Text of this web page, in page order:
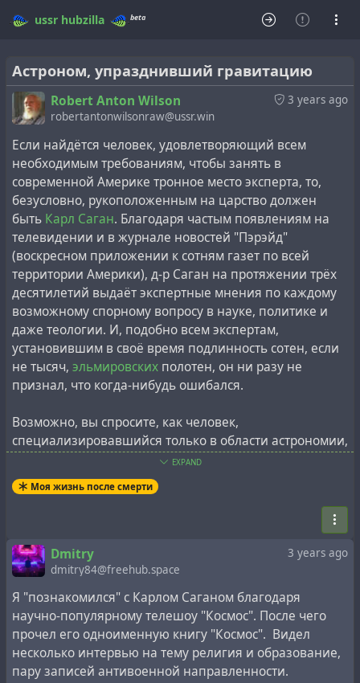
ussr hubzilla beta
Астроном, упразднивший гравитацию
3 years ago
Robert Anton Wilson
robertantonwilsonraw@ussr.win
Если найдётся человек, удовлетворяющий всем
необходимым требованиям, чтобы занять в
современной Америке тронное место эксперта, то,
безусловно, рукоположенным на царство должен
быть Карл Саган. Благодаря частым появлениям на
телевидении и в журнале новостей "Пэрэйд"
(воскресном приложении к сотням газет по всей
территории Америки), д-р Саган на протяжении трёх
десятилетий выдаёт экспертные мнения по каждому
возможному спорному вопросу в науке, политике и
даже теологии. И, подобно всем экспертам,
установившим в своё время подлинность сотен, если
не тысяч, эльмировских полотен, он ни разу не
признал, что когда-нибудь ошибался.
Возможно, вы спросите, как человек,
специализировавшийся только в области астрономии,
по всем вопросам. Ну, прежде
всего, Саган, наверное, от природы человек очень
напористый. А также глубоко и небезосновательно
уверенный в том, что у тех, кто не верит в его догмы,
меньше доступа к средствам массовой информации,
чем у него; если оппоненты ему возражают, то
несмотря на убедительность их аргументов, лишь
очень малая часть огромной и легковерной
аудитории Сагана когда-нибудь об этом узнает.
Давайте посмотрим, как работаютэксперты, на
примере затяжной войны, развязанной Саганом
EXPAND
Моя жизнь после смерти
3 years ago
Dmitry
dmitry84@freehub.space
Я "познакомился" с Карлом Саганом благодаря
научно-популярному телешоу "Космос". После чего
прочел его одноименную книгу "Космос". Видел
несколько интервью на тему религия и образование,
пару записей антивоенной направленности.